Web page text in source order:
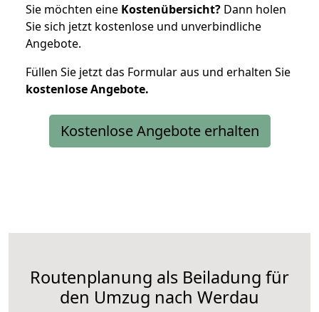
Sie möchten eine Kostenübersicht? Dann holen
Sie sich jetzt kostenlose und unverbindliche
Angebote.
Füllen Sie jetzt das Formular aus und erhalten Sie
kostenloseAngebote.
Kostenlose Angebote erhalten
Routenplanung als Beiladung für
den Umzug nach Werdau